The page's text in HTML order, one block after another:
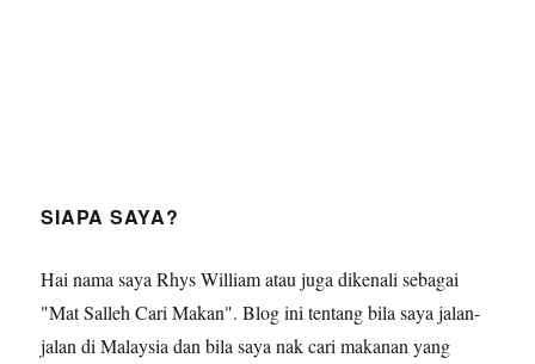
SIAPA SAYA?
Hai nama saya Rhys William atau juga dikenali sebagai
"Mat Salleh Cari Makan". Blog ini tentang bila saya jalan-
jalan di Malaysia dan bila saya nak cari makanan yang